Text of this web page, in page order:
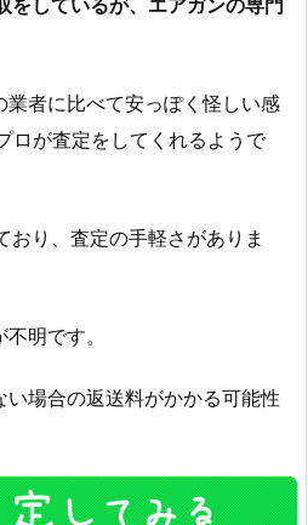
をしているが、エアガンの専門
者に比べて安っぽく怪しい感
ロが査定をしてくれるようで
おり、査定の手軽さがありま
明です。
い場合の返送料がかかる可能性